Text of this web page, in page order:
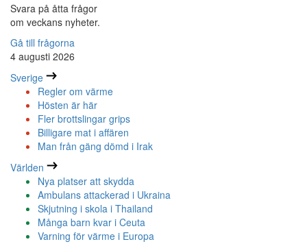
Svara på åtta frågor
om veckans nyheter.
Gå till frågorna
4 augusti 2026
Sverige
Regler om värme
Hösten är här
Fler brottslingar grips
Billigare mat i affären
Man från gäng dömd i Irak
Världen
Nya platser att skydda
Ambulans attackerad i Ukraina
Skjutning i skola i Thailand
Många barn kvar i Ceuta
Varning för värme i Europa